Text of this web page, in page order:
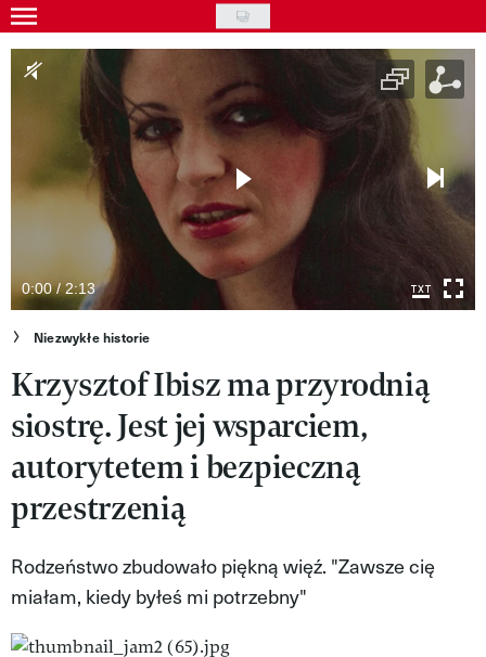
Skip
to
main
Gwiazdy
Uroda
Kultura
Wideo
Nasze akcje
VIVA!ART
VIVA!MODA
VIVA!LIFESTYLE
VIVA!MAN
VIVA!PEOPLE POWER
VIVA!ITAKA
0:00 / 2:13
Niezwykłe historie
Krzysztof Ibisz ma przyrodnią
siostrę. Jest jej wsparciem,
autorytetem i bezpieczną
przestrzenią
Rodzeństwo zbudowało piękną więź. "Za­wsze cię
mia­łam, kie­dy by­łeś mi po­trzeb­ny"